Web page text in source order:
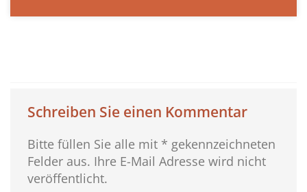
Schreiben Sie einen Kommentar
Bitte füllen Sie alle mit * gekennzeichneten
Felder aus. Ihre E-Mail Adresse wird nicht
veröffentlicht.